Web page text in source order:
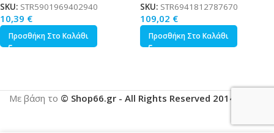
SKU: STR5901969402940
10,39 €
Προσθήκη Στο Καλάθι
SKU: STR6941812787670
109,02 €
Προσθήκη Στο Καλάθι
Με βάση το © Shop66.gr - All Rights Reserved 2014-2025